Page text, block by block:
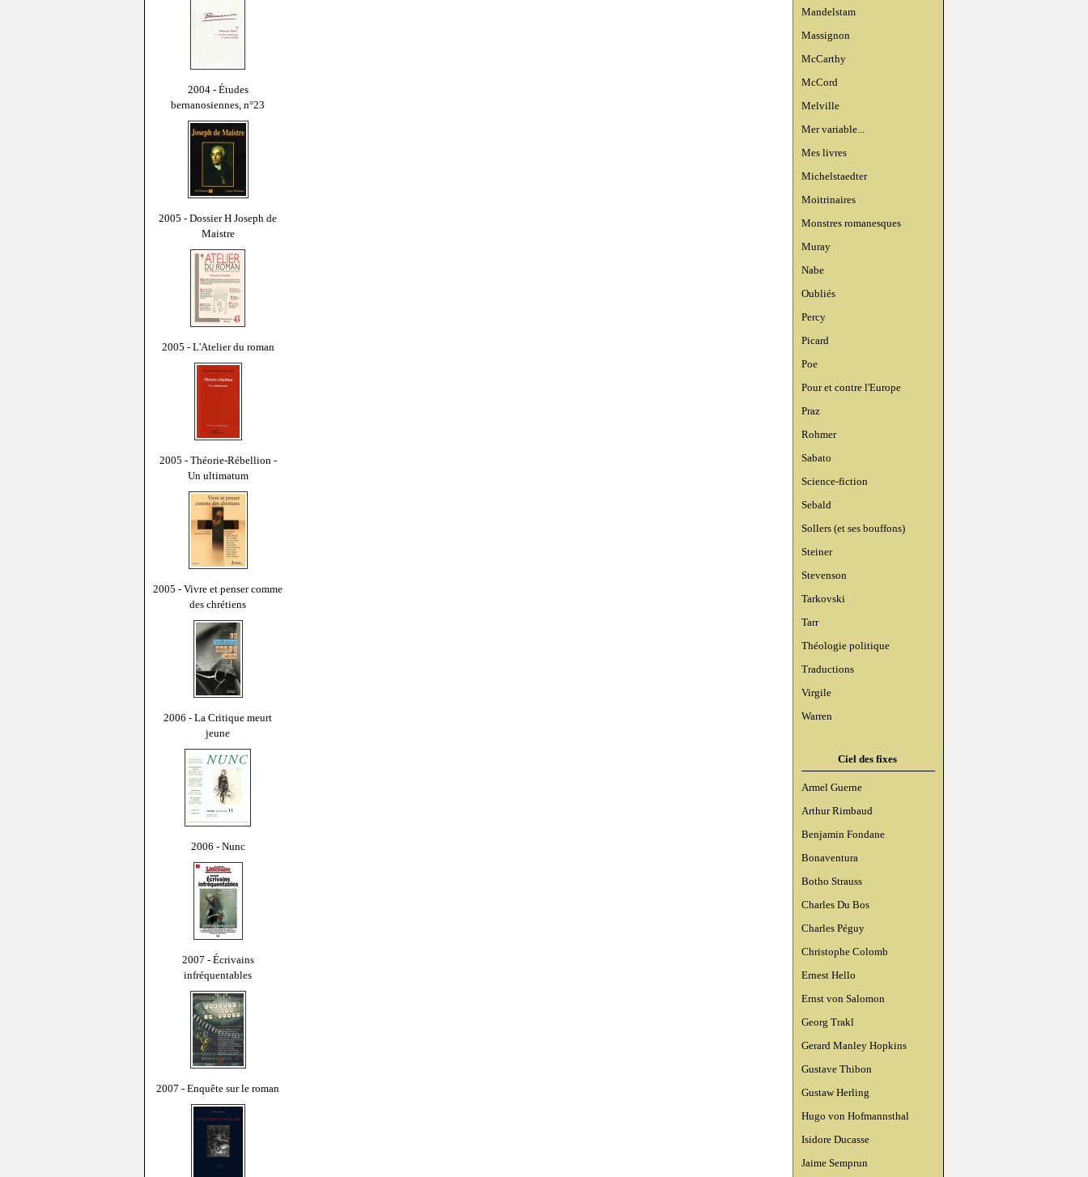
2004 - Études
bernanosiennes, n°23
2005 - Dossier H Joseph de
Maistre
2005 - L'Atelier du roman
2005 - Théorie-Rébellion -
Un ultimatum
2005 - Vivre et penser comme
des chrétiens
2006 - La Critique meurt
jeune
2006 - Nunc
2007 - Écrivains
infréquentables
2007 - Enquête sur le roman
Mandelstam
Massignon
McCarthy
McCord
Melville
Mer variable...
Mes livres
Michelstaedter
Moitrinaires
Monstres romanesques
Muray
Nabe
Oubliés
Percy
Picard
Poe
Pour et contre l'Europe
Praz
Rohmer
Sabato
Science-fiction
Sebald
Sollers (et ses bouffons)
Steiner
Stevenson
Tarkovski
Tarr
Théologie politique
Traductions
Virgile
Warren
Ciel des fixes
Armel Guerne
Arthur Rimbaud
Benjamin Fondane
Bonaventura
Botho Strauss
Charles Du Bos
Charles Péguy
Christophe Colomb
Ernest Hello
Ernst von Salomon
Georg Trakl
Gerard Manley Hopkins
Gustave Thibon
Gustaw Herling
Hugo von Hofmannsthal
Isidore Ducasse
Jaime Semprun